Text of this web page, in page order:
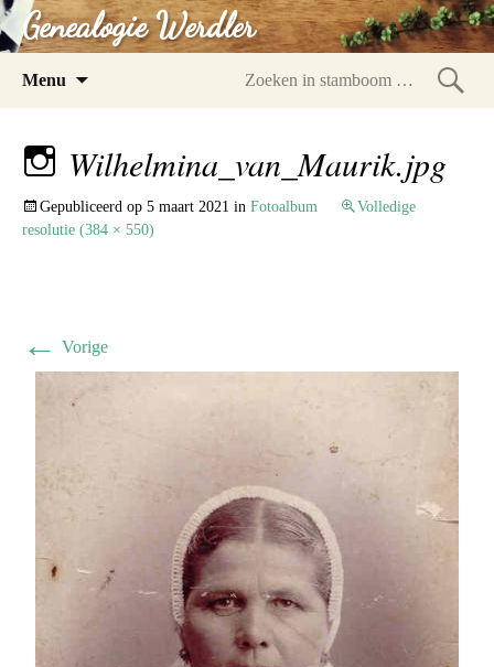
Genealogie Werdler
Menu
Wilhelmina_van_Maurik.jpg
Gepubliceerd op 5 maart 2021 in Fotoalbum
Volledige
resolutie (384 × 550)
← Vorige